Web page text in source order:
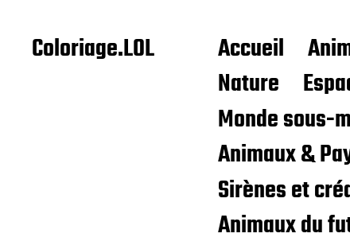
Coloriage.LOL Accueil
Nature
Monde sous-
Animaux &
Sirènes et
Animaux du